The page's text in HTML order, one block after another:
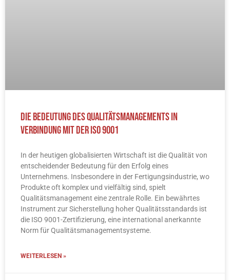
Die Bedeutung des Qualitätsmanagements in
Verbindung mit der ISO 9001
In der heutigen globalisierten Wirtschaft ist die Qualität von
entscheidender Bedeutung für den Erfolg eines
Unternehmens. Insbesondere in der Fertigungsindustrie, wo
Produkte oft komplex und vielfältig sind, spielt
Qualitätsmanagement eine zentrale Rolle. Ein bewährtes
Instrument zur Sicherstellung hoher Qualitätsstandards ist
die ISO 9001-Zertifizierung, eine international anerkannte
Norm für Qualitätsmanagementsysteme.
WEITERLESEN »